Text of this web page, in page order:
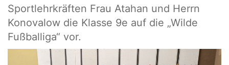
Sportlehrkräften Frau Atahan und Herrn
Konovalow die Klasse 9e auf die „Wilde
Fußballiga“ vor.